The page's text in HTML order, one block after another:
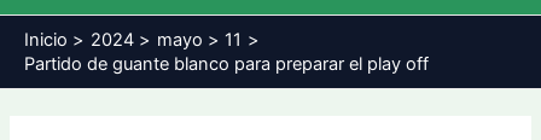
Inicio 2024 mayo
11
Partido de guante blanco para preparar el play off